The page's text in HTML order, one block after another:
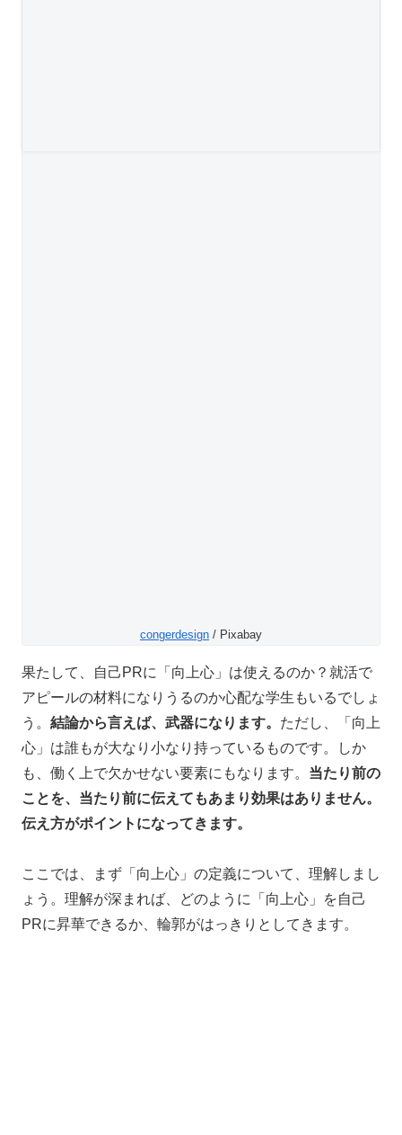
congerdesign / Pixabay
果たして、自己PRに「向上心」は使えるのか？就活で
アピールの材料になりうるのか心配な学生もいるでしょ
う。 結論から言えば、武器になります。 ただし、「向上
心」は誰もが大なり小なり持っているものです。しか
も、働く上で欠かせない要素にもなります。 当たり前の
ことを、当たり前に伝えてもあまり効果はありません。
伝え方がポイントになってきます。
ここでは、まず「向上心」の定義について、理解しまし
ょう。理解が深まれば、どのように「向上心」を自己
PRに昇華できるか、輪郭がはっきりとしてきます。